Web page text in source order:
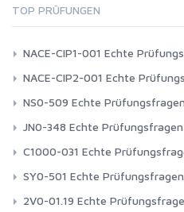
TOP PRÜFUNGEN
NACE-CIP1-001 Echte
NACE-CIP2-001 Echte
NS0-509 Echte Prüfungsfragen
JN0-348 Echte Prüfungsfragen
C1000-031 Echte
SY0-501 Echte Prüfungsfragen
2V0-01.19 Echte